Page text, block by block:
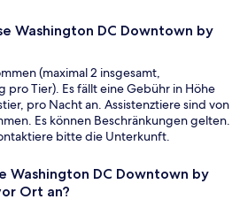
Washington DC Downtown by
(maximal 2 insgesamt,
pro Tier). Es fällt eine Gebühr in Höhe
pro Nacht an. Assistenztiere sind von
Es können Beschränkungen gelten.
bitte die Unterkunft.
Washington DC Downtown by
Ort an?